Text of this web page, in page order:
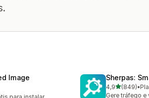
Image
Sherpas:
4,9de 5(849)
849 •
Gere tráfego